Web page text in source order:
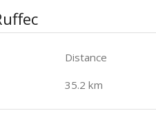
Distance
35.2 km